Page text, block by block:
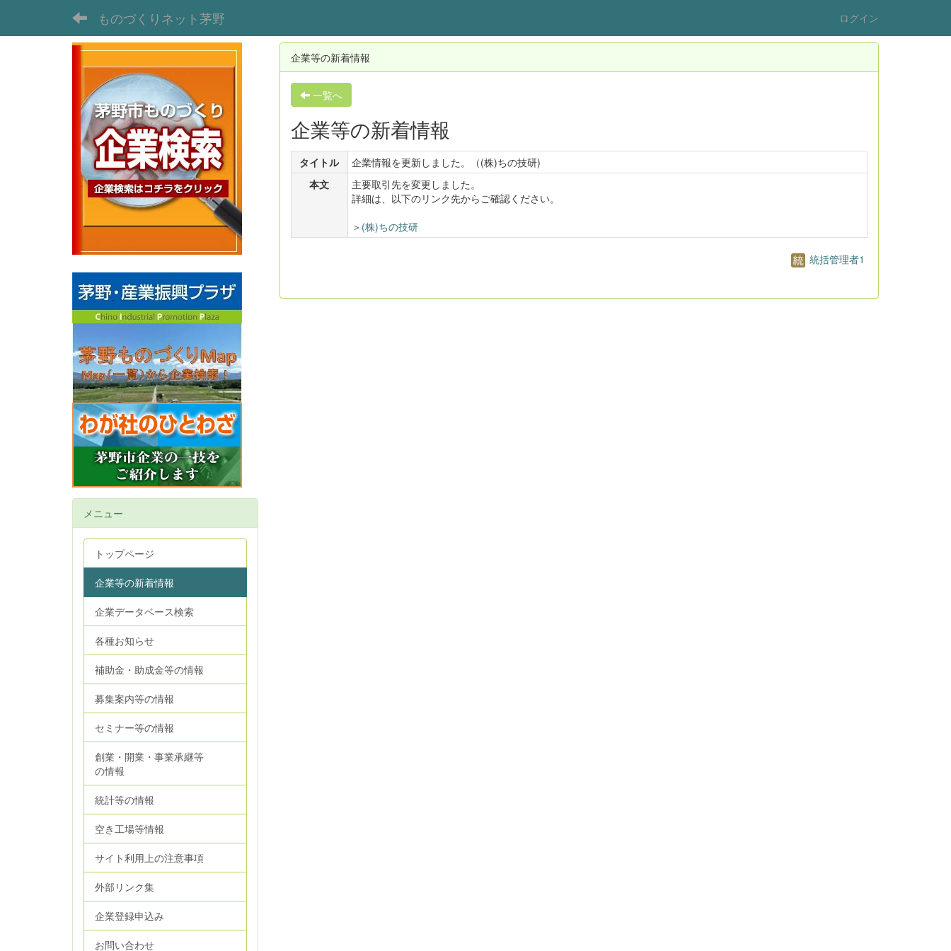
ものづくりネット茅野 ログイン
企業等の新着情報
一覧へ
企業等の新着情報
タイトル
企業情報を更新しました。（(株)ちの技研)
本文
主要取引先を変更しました。
詳細は、以下のリンク先からご確認ください。
＞ (株)ちの技研
統括管理者1
メニュー
トップページ
企業等の新着情報
企業データベース検索
各種お知らせ
補助金・助成金等の情報
募集案内等の情報
セミナー等の情報
創業・開業・事業承継等
の情報
統計等の情報
空き工場等情報
サイト利用上の注意事項
外部リンク集
企業登録申込み
お問い合わせ